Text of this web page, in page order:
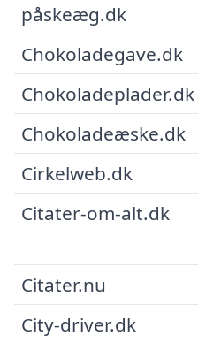
påskeæg.dk
Chokoladegave.dk
Chokoladeplader.dk
Chokoladeæske.dk
Cirkelweb.dk
Citater-om-alt.dk
Citater.nu
City-driver.dk